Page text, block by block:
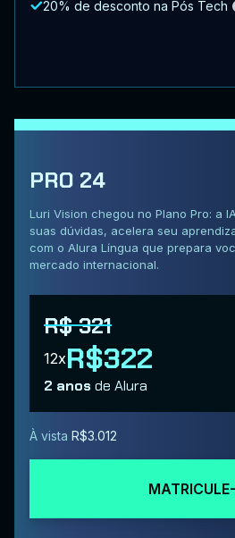
20% de desconto na Pós Tech
PRO 24
Luri Vision chegou no Plano Pro: a
suas dúvidas, acelera seu
com o Alura Língua que prepara
mercado internacional.
R$ 321
12xR$322
2 anosde Alura
À vista R$3.012